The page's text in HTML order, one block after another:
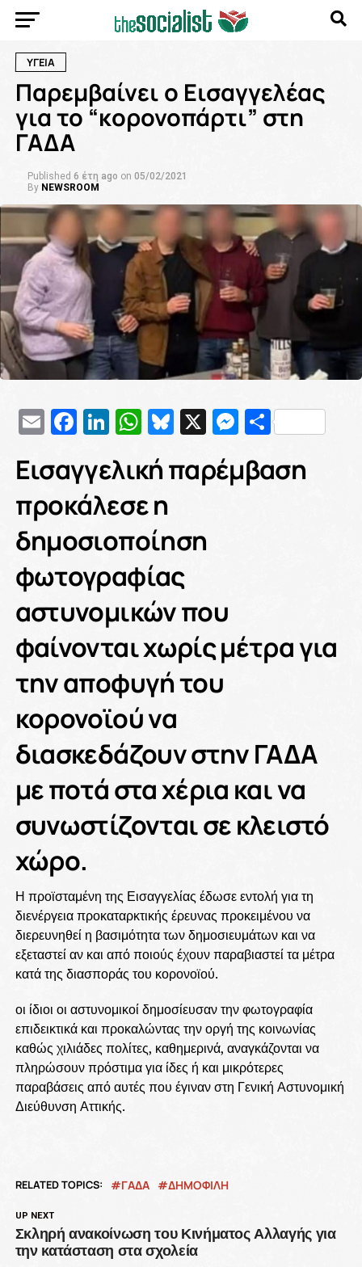
ΥΓΕΙΑ
Παρεμβαίνει ο Εισαγγελέας
για το “κορονοπάρτι” στη
ΓΑΔΑ
Published 6 έτη ago on 05/02/2021
By NEWSROOM
EmailFacebook
LinkedIn
WhatsApp
Bluesky
X
Εισαγγελική παρέμβαση
προκάλεσε η
δημοσιοποίηση
φωτογραφίας
αστυνομικών που
φαίνονται χωρίς μέτρα για
την αποφυγή του
κορονοϊού να
διασκεδάζουν στην ΓΑΔΑ
με ποτά στα χέρια και να
συνωστίζονται σε κλειστό
χώρο.
Η προϊσταμένη της Εισαγγελίας έδωσε εντολή για τη
διενέργεια προκαταρκτικής έρευνας προκειμένου να
διερευνηθεί η βασιμότητα των δημοσιευμάτων και να
εξεταστεί αν και από ποιούς έχουν παραβιαστεί τα μέτρα
κατά της διασποράς του κορονοϊού.
οι ίδιοι οι αστυνομικοί δημοσίευσαν την φωτογραφία
επιδεικτικά και προκαλώντας την οργή της κοινωνίας
καθώς χιλιάδες πολίτες, καθημερινά, αναγκάζονται να
πληρώσουν πρόστιμα για ίδες ή και μικρότερες
παραβάσεις από αυτές που έγιναν στη Γενική Αστυνομική
Διεύθυνση Αττικής.
RELATED TOPICS: ΓΑΔΑ ΔΗΜΟΦΙΛΗ
UP NEXT
Σκληρή ανακοίνωση του Κινήματος Αλλαγής για
την κατάσταση στα σχολεία